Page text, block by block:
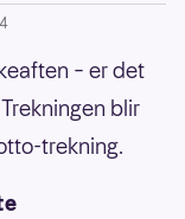
– er det
blir
trekning.